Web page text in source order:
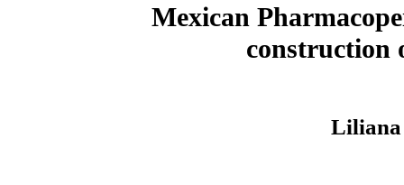
Mexican
construction
Liliana